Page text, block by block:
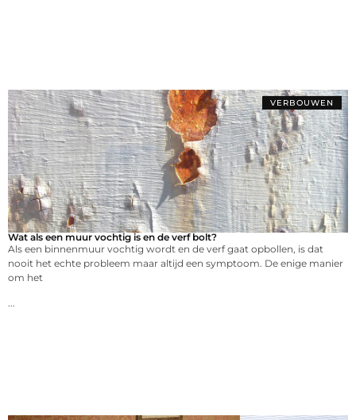
VERBOUWEN
Wat als een muur vochtig is en de verf bolt?
Als een binnenmuur vochtig wordt en de verf gaat opbollen, is dat
nooit het echte probleem maar altijd een symptoom. De enige manier
om het
...